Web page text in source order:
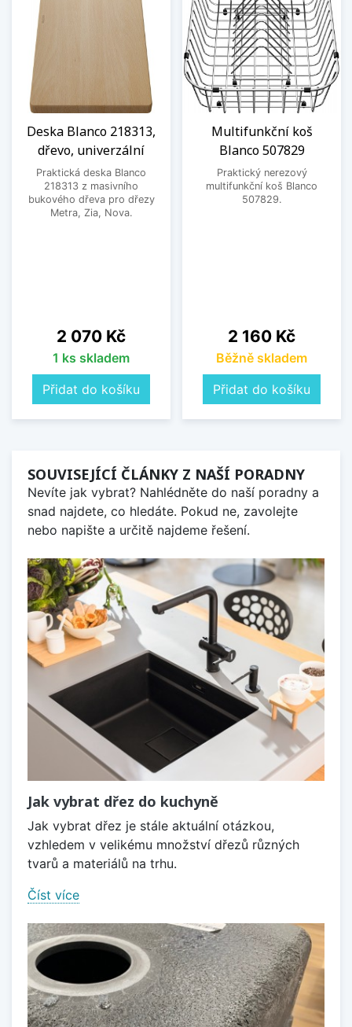
Deska Blanco 218313,
dřevo, univerzální
Praktická deska Blanco
218313 z masivního
bukového dřeva pro dřezy
Metra, Zia, Nova.
Cena
2 070 Kč
1 ks skladem
Přidat do košíku
Multifunkční koš
Blanco 507829
Praktický nerezový
multifunkční koš Blanco
507829.
Cena
2 160 Kč
Běžně skladem
Přidat do košíku
SOUVISEJÍCÍ ČLÁNKY Z NAŠÍ PORADNY
Nevíte jak vybrat? Nahlédněte do naší poradny a
snad najdete, co hledáte. Pokud ne, zavolejte
nebo napište a určitě najdeme řešení.
Jak vybrat dřez do kuchyně
Jak vybrat dřez je stále aktuální otázkou,
vzhledem v velikému množství dřezů různých
tvarů a materiálů na trhu.
Číst více